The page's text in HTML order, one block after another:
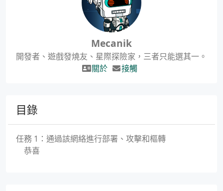
Mecanik
開發者、遊戲發燒友、星際探險家，三者只能選其一。
關於
接觸
目錄
任務 1：通過該網絡進行部署、攻擊和樞轉
恭喜